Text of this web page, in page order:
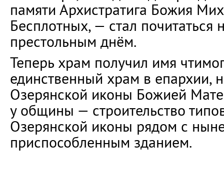
памяти Архистратига Божия
Бесплотных, — стал почитаться
престольным днём.
Теперь храм получил имя
единственный храм в епархии,
Озерянской иконы Божией
у общины — строительство
Озерянской иконы рядом с
приспособленным зданием.